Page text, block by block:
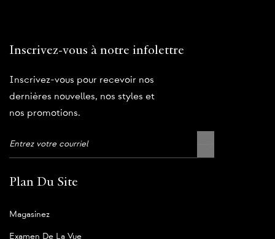
Inscrivez-vous à notre infolettre
Inscrivez-vous pour recevoir nos
dernières nouvelles, nos styles et
nos promotions.
Plan Du Site
Magasinez
Examen De La Vue